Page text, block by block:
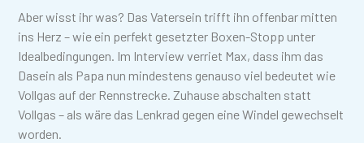
Aber wisst ihr was? Das Vatersein trifft ihn offenbar mitten
ins Herz – wie ein perfekt gesetzter Boxen-Stopp unter
Idealbedingungen. Im Interview verriet Max, dass ihm das
Dasein als Papa nun mindestens genauso viel bedeutet wie
Vollgas auf der Rennstrecke. Zuhause abschalten statt
Vollgas – als wäre das Lenkrad gegen eine Windel gewechselt
worden.